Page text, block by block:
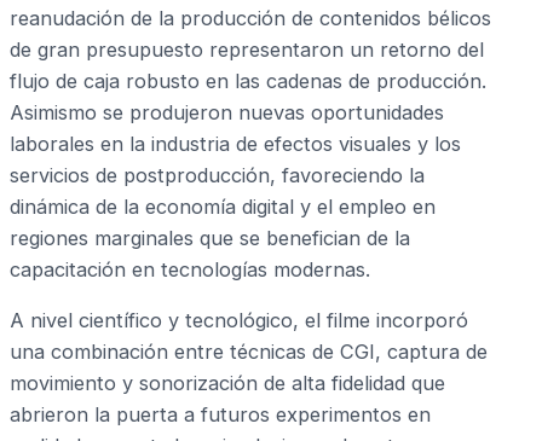
reanudación de la producción de contenidos bélicos
de gran presupuesto representaron un retorno del
flujo de caja robusto en las cadenas de producción.
Asimismo se produjeron nuevas oportunidades
laborales en la industria de efectos visuales y los
servicios de postproducción, favoreciendo la
dinámica de la economía digital y el empleo en
regiones marginales que se benefician de la
capacitación en tecnologías modernas.
A nivel científico y tecnológico, el filme incorporó
una combinación entre técnicas de CGI, captura de
movimiento y sonorización de alta fidelidad que
abrieron la puerta a futuros experimentos en